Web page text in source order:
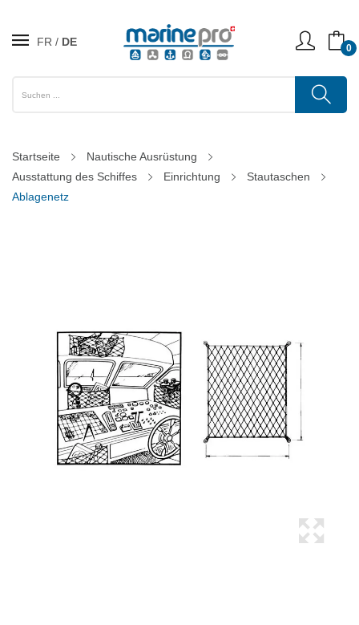
FR DE 0
Startseite
Nautische Ausrüstung
Ausstattung des Schiffes
Einrichtung
Stautaschen
Ablagenetz